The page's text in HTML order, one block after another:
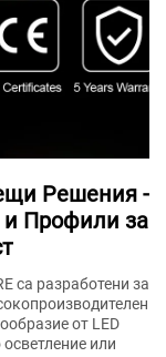
Решения -
и Профили за
са разработени за
от LED
или